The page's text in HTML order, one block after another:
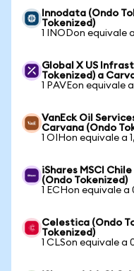
Innodata (Ondo
Tokenized)
1 INODon equivale
Global X US
Tokenized) a
1 PAVEon equivale
VanEck Oil
Carvana (Ondo
1 OIHon equivale a
iShares MSCI
(Ondo Tokenized)
1 ECHon equivale a
Celestica (Ondo
Tokenized)
1 CLSon equivale a